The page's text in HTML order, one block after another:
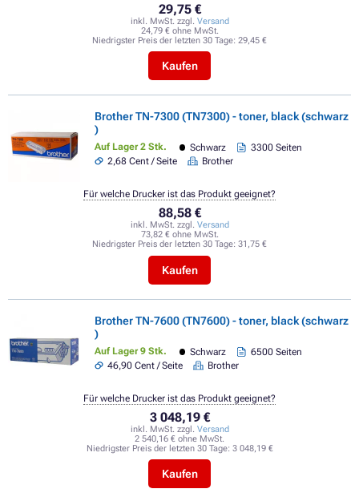
29,75 €
inkl. MwSt. zzgl. Versand
24,79 € ohne MwSt.
Niedrigster Preis der letzten 30 Tage: 29,45 €
Kaufen
Brother TN-7300 (TN7300) - toner, black (schwarz
)
Auf Lager 2 Stk. Schwarz
3300 Seiten
2,68 Cent / Seite
Brother
88,58 €
inkl. MwSt. zzgl. Versand
73,82 € ohne MwSt.
Niedrigster Preis der letzten 30 Tage: 31,75 €
Kaufen
Für welche Drucker ist das Produkt geeignet?
Brother TN-7600 (TN7600) - toner, black (schwarz
)
Auf Lager 9 Stk. Schwarz
6500 Seiten
46,90 Cent / Seite
Brother
3 048,19 €
inkl. MwSt. zzgl. Versand
2 540,16 € ohne MwSt.
Niedrigster Preis der letzten 30 Tage: 3 048,19 €
Kaufen
Für welche Drucker ist das Produkt geeignet?